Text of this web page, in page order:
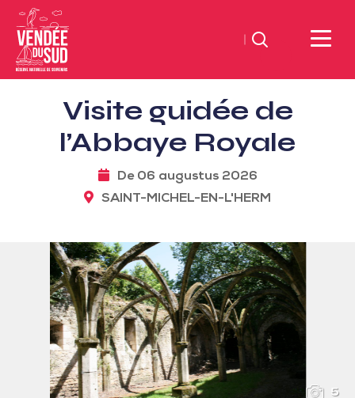
Sud
ToerismeVVV-
Zoeken
Visite guidée de
l’Abbaye Royale
De 06 augustus 2026
SAINT-MICHEL-EN-L'HERM
5